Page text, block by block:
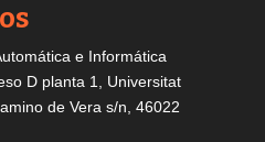
e Informática
D planta 1, Universitat
de Vera s/n, 46022